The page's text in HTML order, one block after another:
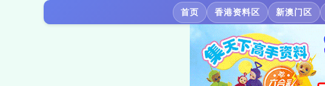
首页 香港资料区 新澳门区